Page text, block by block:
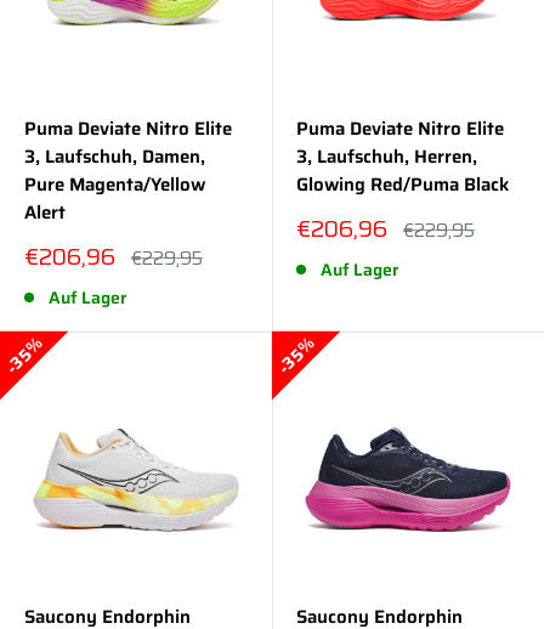
Puma Deviate Nitro Elite
3, Laufschuh, Damen,
Pure Magenta/Yellow
Alert
Sonderpreis
€206,96 Normalpreis
€229,95
Auf Lager
Puma Deviate Nitro Elite
3, Laufschuh, Herren,
Glowing Red/Puma Black
Sonderpreis
€206,96 Normalpreis
€229,95
Auf Lager
35%
Saucony Endorphin
35%
Saucony Endorphin